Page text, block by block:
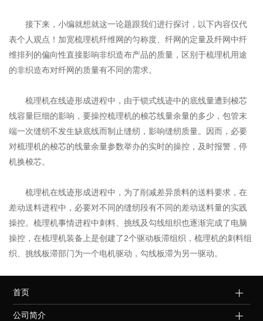
接下来，小编就想就这一论题跟我们进行探讨，以下内容仅代
表个人观点！加宽梳理机纤维网的匀称度、纤网的定量及纤网中纤
维排列的偏向性直接影响非织造布产品的质量，区别于梳理机用途
的非织造布对纤网的质量有不同的需求。
梳理机在线迹形成进程中，由于锁式线迹中的底线量遭到梭芯
线容量巨细的影响，要操控梳理机的梭芯线量余量的多少，包管末
端一次缝纫不发生缺底线而制止缝纫，影响缝纫质量。因而，必要
对梳理机的梭芯的线量余量参数举办的实时的操控，及时报警，停
机换梭芯。
梳理机在线迹形成进程中，为了削减差异质料的送料要求，在
差动送料进程中，必要对不同的缝纫段有不同的差动送料量的实践
操控。梳理机事情进程中刺料、挑线及勾线组织也逐渐完成了电脑
操控，在梳理机装备上是创建了2个驱动板滞组织，梳理机的刺料组
织、挑线板滞部门为一个电机驱动，勾线板滞为另一驱动。
首页
公司简介